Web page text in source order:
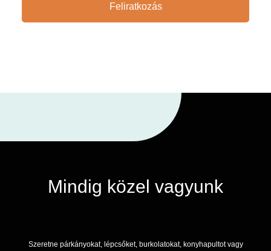
Feliratkozás
Mindig közel vagyunk
Szeretne párkányokat, lépcsőket, burkolatokat, konyhapultot vagy